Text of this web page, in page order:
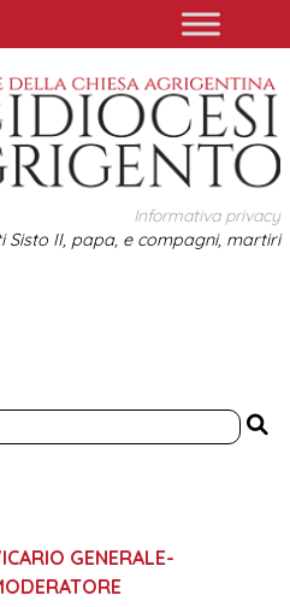
Informativa privacy
Sisto II, papa, e compagni, martiri
GENERALE-